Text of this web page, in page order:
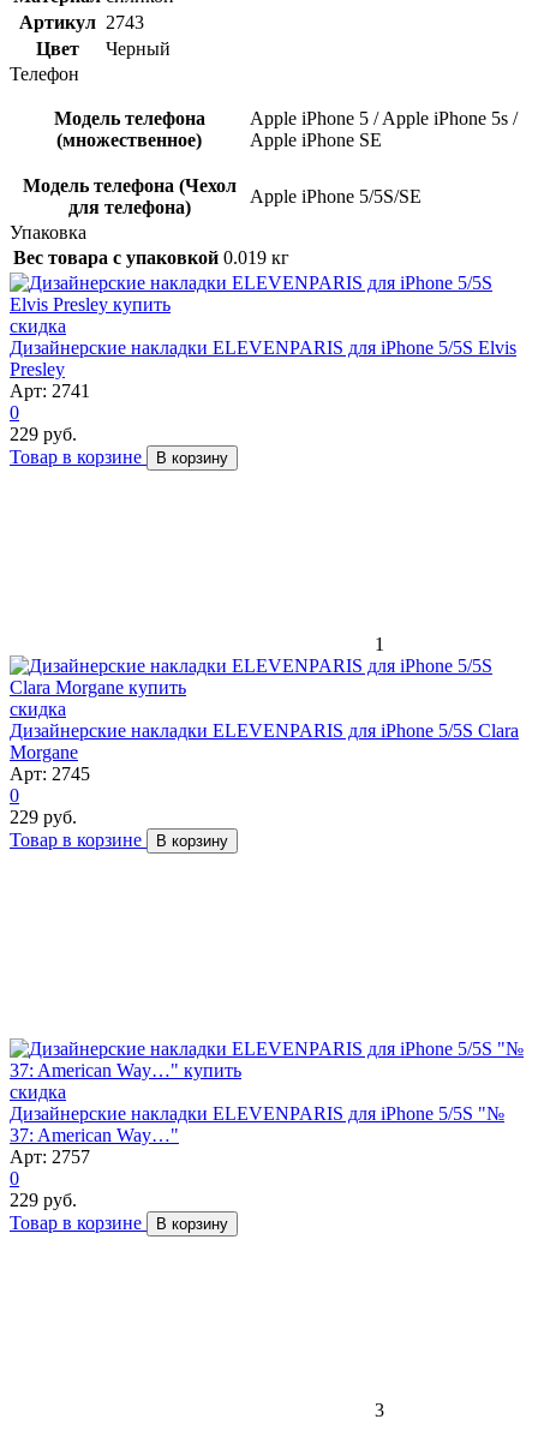
Артикул 2743
Цвет
Черный
Телефон
Модель телефона
(множественное)
Apple iPhone 5 / Apple iPhone 5s /
Apple iPhone SE
Модель телефона (Чехол
для телефона)
Apple iPhone 5/5S/SE
Упаковка
Вес товара с упаковкой 0.019 кг
скидка
Дизайнерские накладки ELEVENPARIS для iPhone 5/5S Elvis
Presley
Арт: 2741
0
229 руб.
Товар в корзине
В корзину
1
скидка
Дизайнерские накладки ELEVENPARIS для iPhone 5/5S Clara
Morgane
Арт: 2745
0
229 руб.
Товар в корзине
В корзину
скидка
Дизайнерские накладки ELEVENPARIS для iPhone 5/5S "№
37: American Way…"
Арт: 2757
0
229 руб.
Товар в корзине
В корзину
3